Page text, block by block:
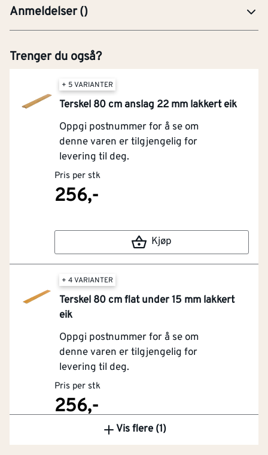
Anmeldelser()
Trenger du også?
+ 5 VARIANTER
Terskel 80 cm anslag 22 mm lakkert eik
Oppgi postnummer for å se om
denne varen er tilgjengelig for
levering til deg.
Pris per stk
256,-
Kjøp
+ 4 VARIANTER
Terskel 80 cm flat under 15 mm lakkert
eik
Oppgi postnummer for å se om
denne varen er tilgjengelig for
levering til deg.
Pris per stk
256,-
Vis flere (1)